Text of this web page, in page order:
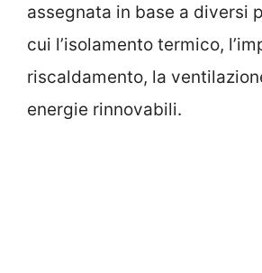
assegnata in base a diversi
cui l’isolamento termico,
riscaldamento, la
energie rinnovabili.